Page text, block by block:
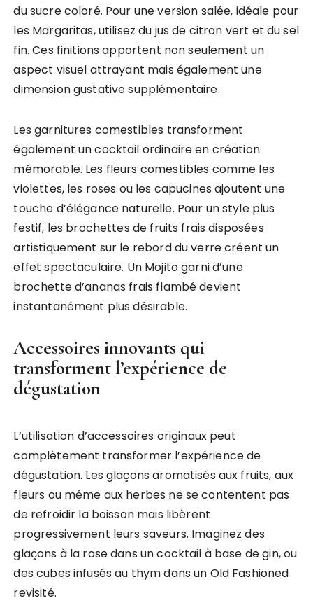
du sucre coloré. Pour une version salée, idéale pour
les Margaritas, utilisez du jus de citron vert et du sel
fin. Ces finitions apportent non seulement un
aspect visuel attrayant mais également une
dimension gustative supplémentaire.
Les garnitures comestibles transforment
également un cocktail ordinaire en création
mémorable. Les fleurs comestibles comme les
violettes, les roses ou les capucines ajoutent une
touche d’élégance naturelle. Pour un style plus
festif, les brochettes de fruits frais disposées
artistiquement sur le rebord du verre créent un
effet spectaculaire. Un Mojito garni d’une
brochette d’ananas frais flambé devient
instantanément plus désirable.
Accessoires innovants qui
transforment l’expérience de
dégustation
L’utilisation d’accessoires originaux peut
complètement transformer l’expérience de
dégustation. Les glaçons aromatisés aux fruits, aux
fleurs ou même aux herbes ne se contentent pas
de refroidir la boisson mais libèrent
progressivement leurs saveurs. Imaginez des
glaçons à la rose dans un cocktail à base de gin, ou
des cubes infusés au thym dans un Old Fashioned
revisité.